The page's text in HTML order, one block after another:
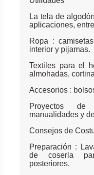
La tela de
aplicaciones,
Ropa :
interior y pijamas.
Textiles para el
almohadas,
Accesorios :
Proyectos
manualidades y
Consejos de
Preparación :
de coserla
posteriores.